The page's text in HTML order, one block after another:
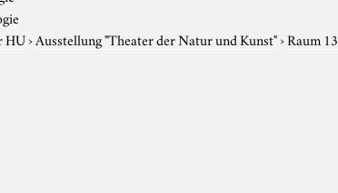
HU›Ausstellung "Theater der Natur und Kunst"›Raum 13